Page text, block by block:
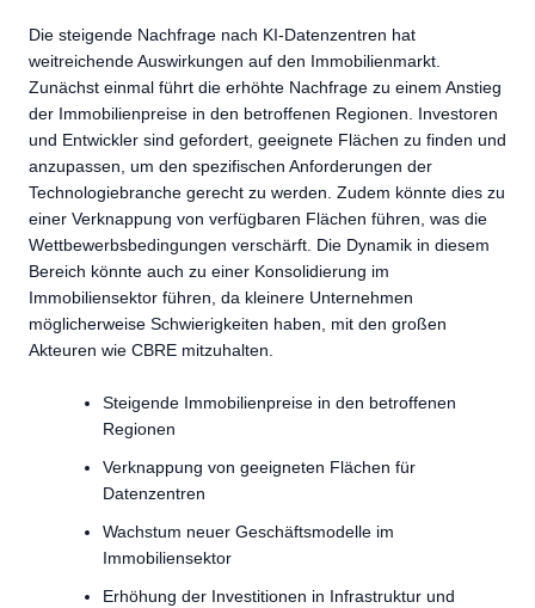
Die steigende Nachfrage nach KI-Datenzentren hat
weitreichende Auswirkungen auf den Immobilienmarkt.
Zunächst einmal führt die erhöhte Nachfrage zu einem Anstieg
der Immobilienpreise in den betroffenen Regionen. Investoren
und Entwickler sind gefordert, geeignete Flächen zu finden und
anzupassen, um den spezifischen Anforderungen der
Technologiebranche gerecht zu werden. Zudem könnte dies zu
einer Verknappung von verfügbaren Flächen führen, was die
Wettbewerbsbedingungen verschärft. Die Dynamik in diesem
Bereich könnte auch zu einer Konsolidierung im
Immobiliensektor führen, da kleinere Unternehmen
möglicherweise Schwierigkeiten haben, mit den großen
Akteuren wie CBRE mitzuhalten.
Steigende Immobilienpreise in den betroffenen
Regionen
Verknappung von geeigneten Flächen für
Datenzentren
Wachstum neuer Geschäftsmodelle im
Immobiliensektor
Erhöhung der Investitionen in Infrastruktur und